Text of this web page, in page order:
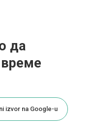
да
izvor na Google-u